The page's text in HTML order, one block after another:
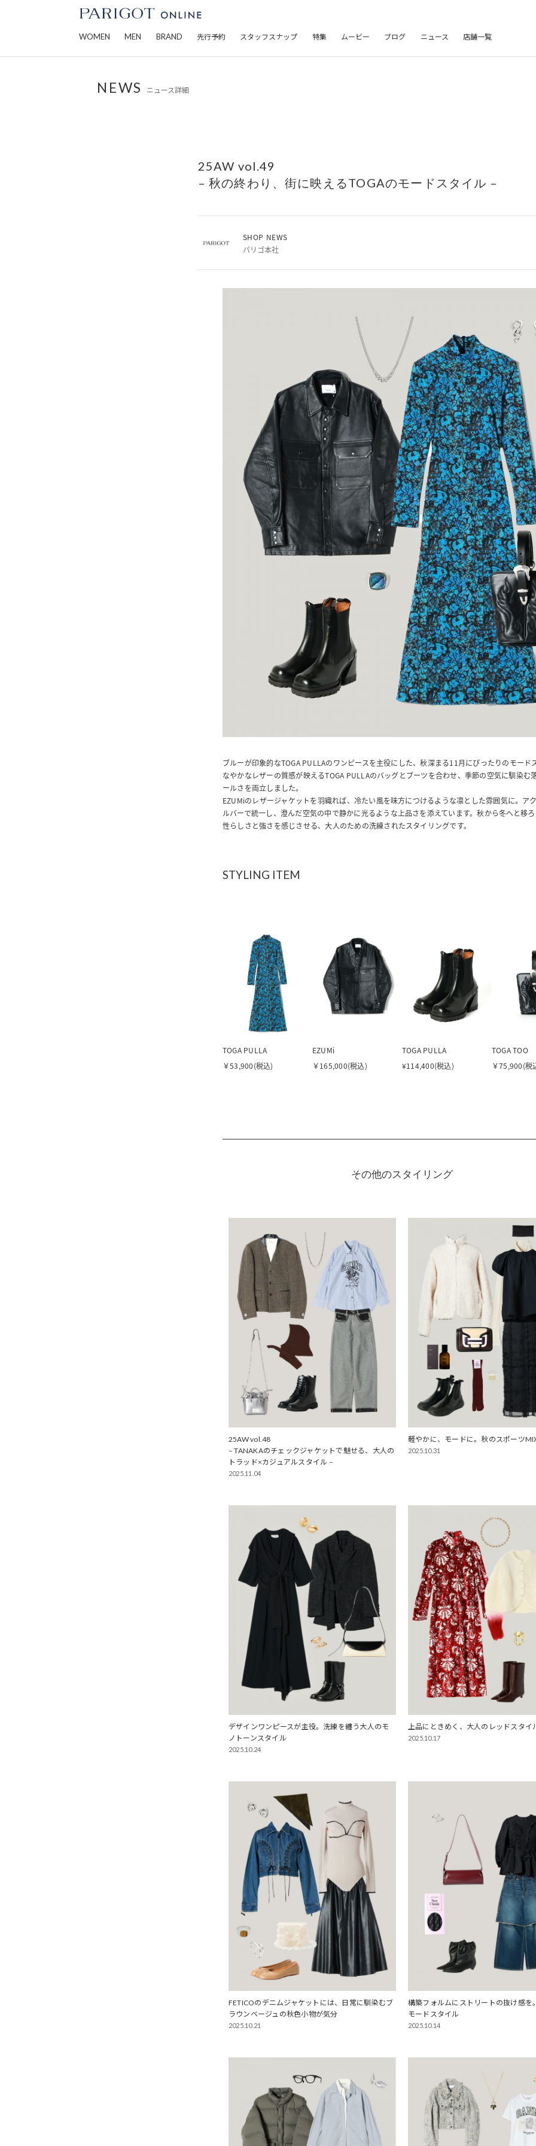
WOMEN MEN BRAND 先行予約 スタッフスナップ 特集 ムービー ブログ ニュース 店舗一覧
NEWS ニュース詳細
25AW vol.49
– 秋の終わり、街に映えるTOGAのモードスタイル –
SHOP NEWS
パリゴ本社
ブルーが印象的なTOGA PULLAのワンピースを主役にした、秋深まる11月にぴったりのモード
なやかなレザーの質感が映えるTOGA PULLAのバッグとブーツを合わせ、季節の空気に馴染む
ールさを両立しました。
EZUMiのレザージャケットを羽織れば、冷たい風を味方につけるような凛とした雰囲気に。ア
ルバーで統一し、澄んだ空気の中で静かに光るような上品さを添えています。秋から冬へと移
性らしさと強さを感じさせる、大人のための洗練されたスタイリングです。
STYLING ITEM
TOGA PULLA
￥53,900(税込)
EZUMi
￥165,000(税込)
TOGA PULLA
¥114,400(税込)
TOGA TOO
￥75,900(税
その他のスタイリング
25AW vol.48
– TANAKAのチェックジャケットで魅せる、大人の
トラッド×カジュアルスタイル –
2025.11.04
軽やかに、モードに。秋のスポーツ
2025.10.31
デザインワンピースが主役。洗練を纏う大人のモ
ノトーンスタイル
2025.10.24
上品にときめく、大人のレッドスタイ
2025.10.17
FETICOのデニムジャケットには、日常に馴染むブ
ラウンベージュの秋色小物が気分
2025.10.21
構築フォルムにストリートの抜け感を
モードスタイル
2025.10.14